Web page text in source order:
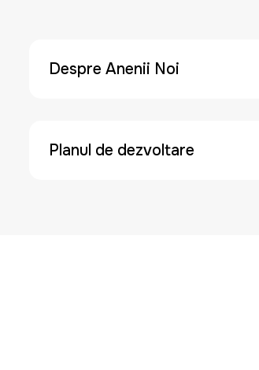
Despre Anenii Noi
Planul de dezvoltare